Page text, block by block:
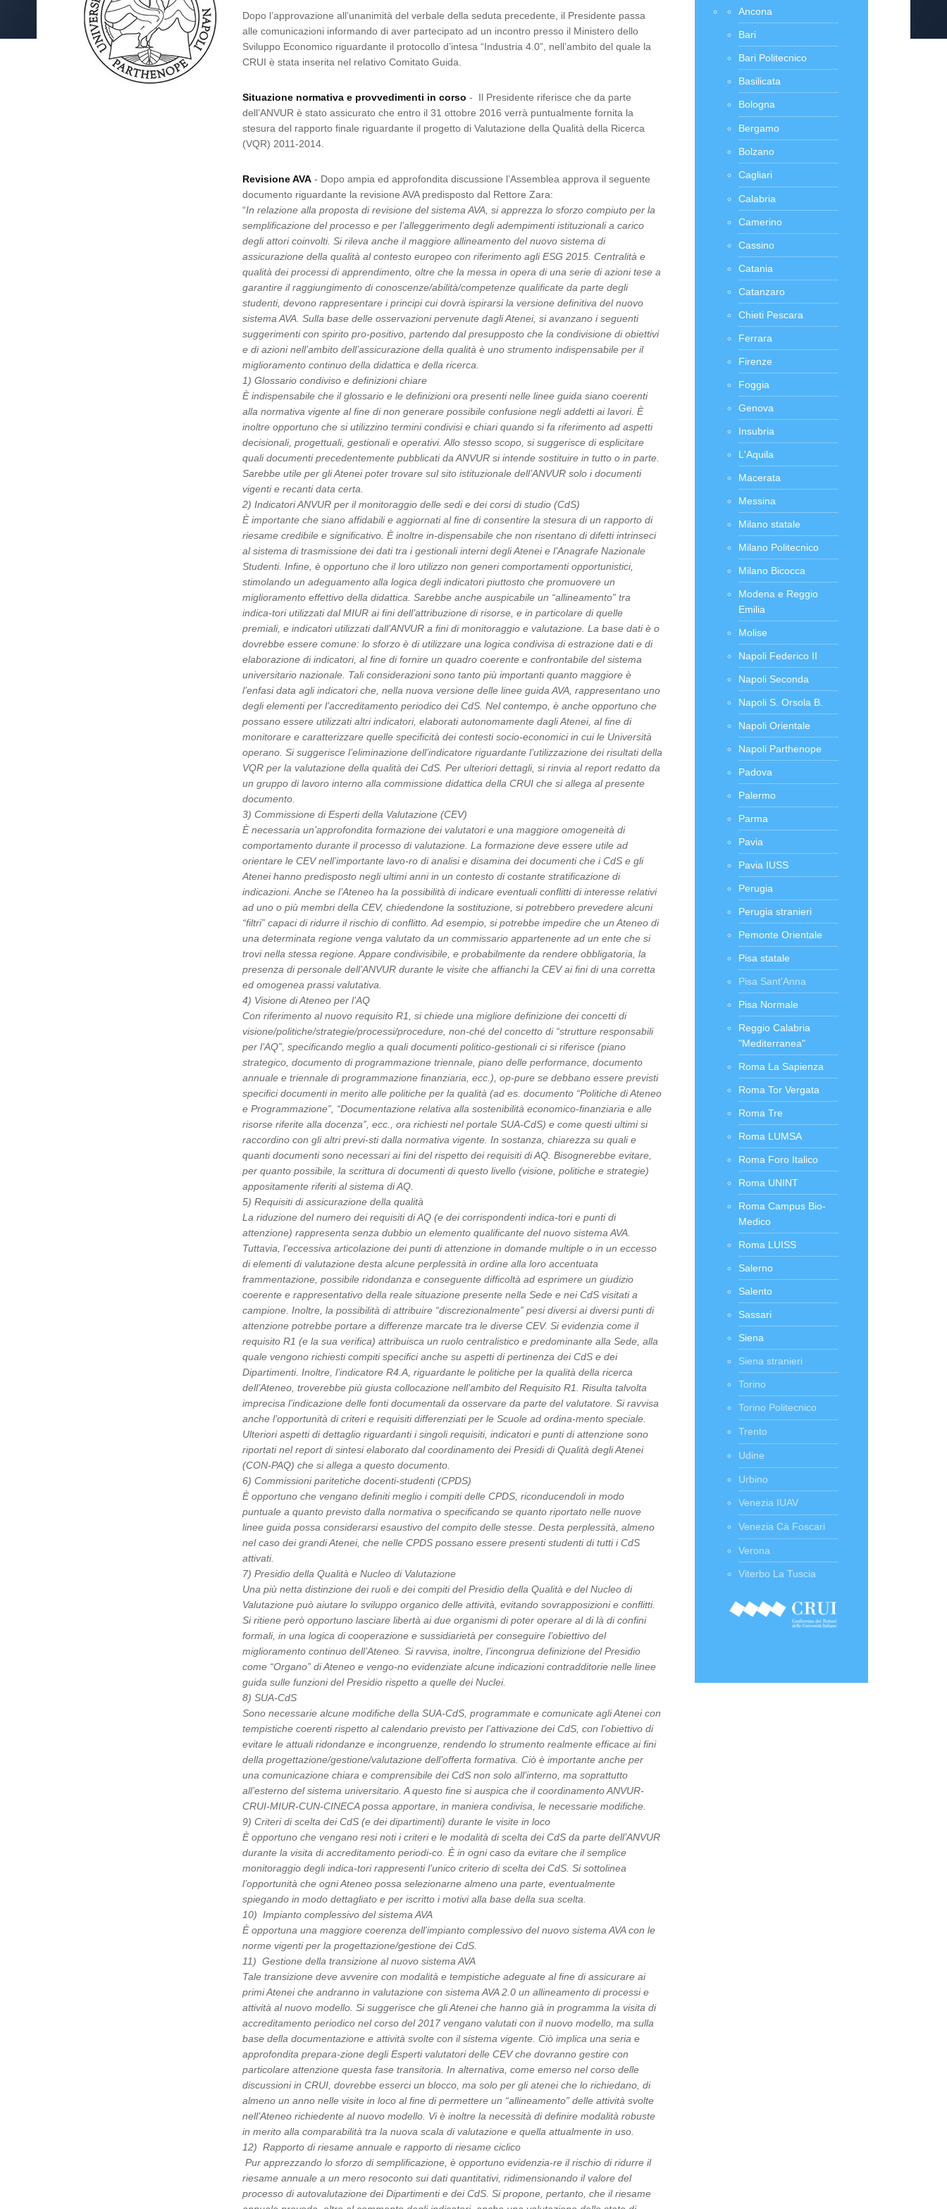
Dopo l’approvazione all’unanimità del verbale della seduta precedente, il Presidente passa
alle comunicazioni informando di aver partecipato ad un incontro presso il Ministero dello
Sviluppo Economico riguardante il protocollo d’intesa “Industria 4.0”, nell’ambito del quale la
CRUI è stata inserita nel relativo Comitato Guida.
Situazione normativa e provvedimenti in corso - Il Presidente riferisce che da parte
dell’ANVUR è stato assicurato che entro il 31 ottobre 2016 verrà puntualmente fornita la
stesura del rapporto finale riguardante il progetto di Valutazione della Qualità della Ricerca
(VQR) 2011-2014.
Revisione AVA - Dopo ampia ed approfondita discussione l’Assemblea approva il seguente
documento riguardante la revisione AVA predisposto dal Rettore Zara:
“In relazione alla proposta di revisione del sistema AVA, si apprezza lo sforzo compiuto per la
semplificazione del processo e per l’alleggerimento degli adempimenti istituzionali a carico
degli attori coinvolti. Si rileva anche il maggiore allineamento del nuovo sistema di
assicurazione della qualità al contesto europeo con riferimento agli ESG 2015. Centralità e
qualità dei processi di apprendimento, oltre che la messa in opera di una serie di azioni tese a
garantire il raggiungimento di conoscenze/abilità/competenze qualificate da parte degli
studenti, devono rappresentare i principi cui dovrà ispirarsi la versione definitiva del nuovo
sistema AVA. Sulla base delle osservazioni pervenute dagli Atenei, si avanzano i seguenti
suggerimenti con spirito pro-positivo, partendo dal presupposto che la condivisione di obiettivi
e di azioni nell’ambito dell’assicurazione della qualità è uno strumento indispensabile per il
miglioramento continuo della didattica e della ricerca.
1) Glossario condiviso e definizioni chiare
È indispensabile che il glossario e le definizioni ora presenti nelle linee guida siano coerenti
alla normativa vigente al fine di non generare possibile confusione negli addetti ai lavori. È
inoltre opportuno che si utilizzino termini condivisi e chiari quando si fa riferimento ad aspetti
decisionali, progettuali, gestionali e operativi. Allo stesso scopo, si suggerisce di esplicitare
quali documenti precedentemente pubblicati da ANVUR si intende sostituire in tutto o in parte.
Sarebbe utile per gli Atenei poter trovare sul sito istituzionale dell’ANVUR solo i documenti
vigenti e recanti data certa.
2) Indicatori ANVUR per il monitoraggio delle sedi e dei corsi di studio (CdS)
È importante che siano affidabili e aggiornati al fine di consentire la stesura di un rapporto di
riesame credibile e significativo. È inoltre in-dispensabile che non risentano di difetti intrinseci
al sistema di trasmissione dei dati tra i gestionali interni degli Atenei e l’Anagrafe Nazionale
Studenti. Infine, è opportuno che il loro utilizzo non generi comportamenti opportunistici,
stimolando un adeguamento alla logica degli indicatori piuttosto che promuovere un
miglioramento effettivo della didattica. Sarebbe anche auspicabile un “allineamento” tra
indica-tori utilizzati dal MIUR ai fini dell’attribuzione di risorse, e in particolare di quelle
premiali, e indicatori utilizzati dall’ANVUR a fini di monitoraggio e valutazione. La base dati è o
dovrebbe essere comune: lo sforzo è di utilizzare una logica condivisa di estrazione dati e di
elaborazione di indicatori, al fine di fornire un quadro coerente e confrontabile del sistema
universitario nazionale. Tali considerazioni sono tanto più importanti quanto maggiore è
l’enfasi data agli indicatori che, nella nuova versione delle linee guida AVA, rappresentano uno
degli elementi per l’accreditamento periodico dei CdS. Nel contempo, è anche opportuno che
possano essere utilizzati altri indicatori, elaborati autonomamente dagli Atenei, al fine di
monitorare e caratterizzare quelle specificità dei contesti socio-economici in cui le Università
operano. Si suggerisce l’eliminazione dell’indicatore riguardante l’utilizzazione dei risultati della
VQR per la valutazione della qualità dei CdS. Per ulteriori dettagli, si rinvia al report redatto da
un gruppo di lavoro interno alla commissione didattica della CRUI che si allega al presente
documento.
3) Commissione di Esperti della Valutazione (CEV)
È necessaria un’approfondita formazione dei valutatori e una maggiore omogeneità di
comportamento durante il processo di valutazione. La formazione deve essere utile ad
orientare le CEV nell’importante lavo-ro di analisi e disamina dei documenti che i CdS e gli
Atenei hanno predisposto negli ultimi anni in un contesto di costante stratificazione di
indicazioni. Anche se l’Ateneo ha la possibilità di indicare eventuali conflitti di interesse relativi
ad uno o più membri della CEV, chiedendone la sostituzione, si potrebbero prevedere alcuni
“filtri” capaci di ridurre il rischio di conflitto. Ad esempio, si potrebbe impedire che un Ateneo di
una determinata regione venga valutato da un commissario appartenente ad un ente che si
trovi nella stessa regione. Appare condivisibile, e probabilmente da rendere obbligatoria, la
presenza di personale dell’ANVUR durante le visite che affianchi la CEV ai fini di una corretta
ed omogenea prassi valutativa.
4) Visione di Ateneo per l’AQ
Con riferimento al nuovo requisito R1, si chiede una migliore definizione dei concetti di
visione/politiche/strategie/processi/procedure, non-ché del concetto di “strutture responsabili
per l’AQ”, specificando meglio a quali documenti politico-gestionali ci si riferisce (piano
strategico, documento di programmazione triennale, piano delle performance, documento
annuale e triennale di programmazione finanziaria, ecc.), op-pure se debbano essere previsti
specifici documenti in merito alle politiche per la qualità (ad es. documento “Politiche di Ateneo
e Programmazione”, “Documentazione relativa alla sostenibilità economico-finanziaria e alle
risorse riferite alla docenza”, ecc., ora richiesti nel portale SUA-CdS) e come questi ultimi si
raccordino con gli altri previ-sti dalla normativa vigente. In sostanza, chiarezza su quali e
quanti documenti sono necessari ai fini del rispetto dei requisiti di AQ. Bisognerebbe evitare,
per quanto possibile, la scrittura di documenti di questo livello (visione, politiche e strategie)
appositamente riferiti al sistema di AQ.
5) Requisiti di assicurazione della qualità
La riduzione del numero dei requisiti di AQ (e dei corrispondenti indica-tori e punti di
attenzione) rappresenta senza dubbio un elemento qualificante del nuovo sistema AVA.
Tuttavia, l’eccessiva articolazione dei punti di attenzione in domande multiple o in un eccesso
di elementi di valutazione desta alcune perplessità in ordine alla loro accentuata
frammentazione, possibile ridondanza e conseguente difficoltà ad esprimere un giudizio
coerente e rappresentativo della reale situazione presente nella Sede e nei CdS visitati a
campione. Inoltre, la possibilità di attribuire “discrezionalmente” pesi diversi ai diversi punti di
attenzione potrebbe portare a differenze marcate tra le diverse CEV. Si evidenzia come il
requisito R1 (e la sua verifica) attribuisca un ruolo centralistico e predominante alla Sede, alla
quale vengono richiesti compiti specifici anche su aspetti di pertinenza dei CdS e dei
Dipartimenti. Inoltre, l’indicatore R4.A, riguardante le politiche per la qualità della ricerca
dell’Ateneo, troverebbe più giusta collocazione nell’ambito del Requisito R1. Risulta talvolta
imprecisa l’indicazione delle fonti documentali da osservare da parte del valutatore. Si ravvisa
anche l’opportunità di criteri e requisiti differenziati per le Scuole ad ordina-mento speciale.
Ulteriori aspetti di dettaglio riguardanti i singoli requisiti, indicatori e punti di attenzione sono
riportati nel report di sintesi elaborato dal coordinamento dei Presidi di Qualità degli Atenei
(CON-PAQ) che si allega a questo documento.
6) Commissioni paritetiche docenti-studenti (CPDS)
È opportuno che vengano definiti meglio i compiti delle CPDS, riconducendoli in modo
puntuale a quanto previsto dalla normativa o specificando se quanto riportato nelle nuove
linee guida possa considerarsi esaustivo del compito delle stesse. Desta perplessità, almeno
nel caso dei grandi Atenei, che nelle CPDS possano essere presenti studenti di tutti i CdS
attivati.
7) Presidio della Qualità e Nucleo di Valutazione
Una più netta distinzione dei ruoli e dei compiti del Presidio della Qualità e del Nucleo di
Valutazione può aiutare lo sviluppo organico delle attività, evitando sovrapposizioni e conflitti.
Si ritiene però opportuno lasciare libertà ai due organismi di poter operare al di là di confini
formali, in una logica di cooperazione e sussidiarietà per conseguire l’obiettivo del
miglioramento continuo dell’Ateneo. Si ravvisa, inoltre, l’incongrua definizione del Presidio
come “Organo” di Ateneo e vengo-no evidenziate alcune indicazioni contradditorie nelle linee
guida sulle funzioni del Presidio rispetto a quelle dei Nuclei.
8) SUA-CdS
Sono necessarie alcune modifiche della SUA-CdS, programmate e comunicate agli Atenei con
tempistiche coerenti rispetto al calendario previsto per l’attivazione dei CdS, con l’obiettivo di
evitare le attuali ridondanze e incongruenze, rendendo lo strumento realmente efficace ai fini
della progettazione/gestione/valutazione dell’offerta formativa. Ciò è importante anche per
una comunicazione chiara e comprensibile dei CdS non solo all’interno, ma soprattutto
all’esterno del sistema universitario. A questo fine si auspica che il coordinamento ANVUR-
CRUI-MIUR-CUN-CINECA possa apportare, in maniera condivisa, le necessarie modifiche.
9) Criteri di scelta dei CdS (e dei dipartimenti) durante le visite in loco
È opportuno che vengano resi noti i criteri e le modalità di scelta dei CdS da parte dell’ANVUR
durante la visita di accreditamento periodi-co. È in ogni caso da evitare che il semplice
monitoraggio degli indica-tori rappresenti l’unico criterio di scelta dei CdS. Si sottolinea
l’opportunità che ogni Ateneo possa selezionarne almeno una parte, eventualmente
spiegando in modo dettagliato e per iscritto i motivi alla base della sua scelta.
10) Impianto complessivo del sistema AVA
È opportuna una maggiore coerenza dell’impianto complessivo del nuovo sistema AVA con le
norme vigenti per la progettazione/gestione dei CdS.
11) Gestione della transizione al nuovo sistema AVA
Tale transizione deve avvenire con modalità e tempistiche adeguate al fine di assicurare ai
primi Atenei che andranno in valutazione con sistema AVA 2.0 un allineamento di processi e
attività al nuovo modello. Si suggerisce che gli Atenei che hanno già in programma la visita di
accreditamento periodico nel corso del 2017 vengano valutati con il nuovo modello, ma sulla
base della documentazione e attività svolte con il sistema vigente. Ciò implica una seria e
approfondita prepara-zione degli Esperti valutatori delle CEV che dovranno gestire con
particolare attenzione questa fase transitoria. In alternativa, come emerso nel corso delle
discussioni in CRUI, dovrebbe esserci un blocco, ma solo per gli atenei che lo richiedano, di
almeno un anno nelle visite in loco al fine di permettere un “allineamento” delle attività svolte
nell’Ateneo richiedente al nuovo modello. Vi è inoltre la necessità di definire modalità robuste
in merito alla comparabilità tra la nuova scala di valutazione e quella attualmente in uso.
12) Rapporto di riesame annuale e rapporto di riesame ciclico
Pur apprezzando lo sforzo di semplificazione, è opportuno evidenzia-re il rischio di ridurre il
riesame annuale a un mero resoconto sui dati quantitativi, ridimensionando il valore del
processo di autovalutazione dei Dipartimenti e dei CdS. Si propone, pertanto, che il riesame
Ancona
Bari
Bari Politecnico
Basilicata
Bologna
Bergamo
Bolzano
Cagliari
Calabria
Camerino
Cassino
Catania
Catanzaro
Chieti Pescara
Ferrara
Firenze
Foggia
Genova
Insubria
L'Aquila
Macerata
Messina
Milano statale
Milano Politecnico
Milano Bicocca
Modena e Reggio
Emilia
Molise
Napoli Federico II
Napoli Seconda
Napoli S. Orsola B.
Napoli Orientale
Napoli Parthenope
Padova
Palermo
Parma
Pavia
Pavia IUSS
Perugia
Perugia stranieri
Pemonte Orientale
Pisa statale
Pisa Sant'Anna
Pisa Normale
Reggio Calabria
"Mediterranea"
Roma La Sapienza
Roma Tor Vergata
Roma Tre
Roma LUMSA
Roma Foro Italico
Roma UNINT
Roma Campus Bio-
Medico
Roma LUISS
Salerno
Salento
Sassari
Siena
Siena stranieri
Torino
Torino Politecnico
Trento
Udine
Urbino
Venezia IUAV
Venezia Cà Foscari
Verona
Viterbo La Tuscia